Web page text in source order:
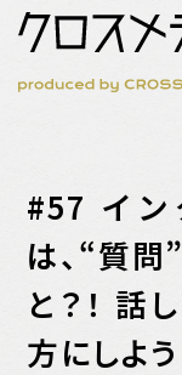
マガジン
新刊が
EVENT
#57 イ
は、“質問
と？！ 話
方にしよう